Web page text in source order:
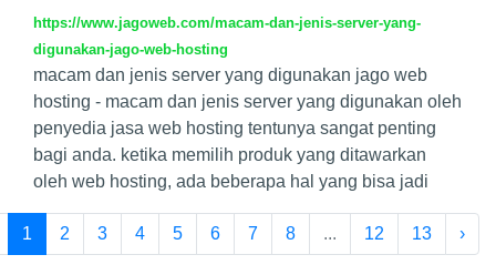
https://www.jagoweb.com/macam-dan-jenis-server-yang-
digunakan-jago-web-hosting
macam dan jenis server yang digunakan jago web
hosting - macam dan jenis server yang digunakan oleh
penyedia jasa web hosting tentunya sangat penting
bagi anda. ketika memilih produk yang ditawarkan
oleh web hosting, ada beberapa hal yang bisa jadi
1 2 3 4 5 6 7 8 ... 12 13 ›